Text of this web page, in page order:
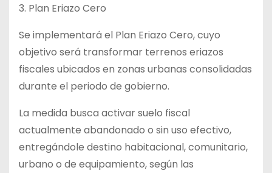
3. Plan Eriazo Cero
Se implementará el Plan Eriazo Cero, cuyo
objetivo será transformar terrenos eriazos
fiscales ubicados en zonas urbanas consolidadas
durante el periodo de gobierno.
La medida busca activar suelo fiscal
actualmente abandonado o sin uso efectivo,
entregándole destino habitacional, comunitario,
urbano o de equipamiento, según las